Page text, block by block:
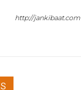
http://jankibaat.com